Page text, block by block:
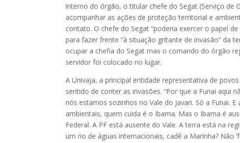
interno do órgão, o titular chefe do Segat (Serviço de
acompanhar as ações de proteção territorial e
contato. O chefe do Segat “poderia exercer o papel
para fazer frente “à situação gritante de invasão” da
ocupar a chefia do Segat mas o comando do órgão
servidor foi colocado no lugar.
A Univaja, a principal entidade representativa de
sentido de conter as invasões. “Por que a Funai aqui
nós estamos sozinhos no Vale do Javari. Só a Funai.
ambientais, quem cuida é o Ibama. Mas o Ibama é
Federal. A PF está ausente do Vale. A terra está na
um rio de águas internacionais, cadê a Marinha? Não